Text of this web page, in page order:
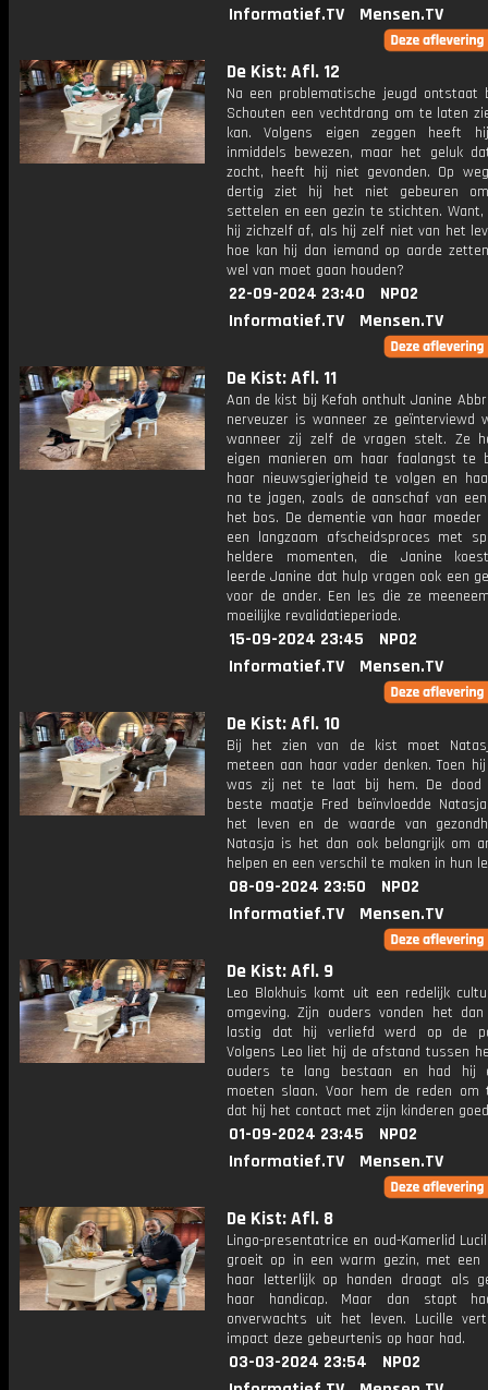
Informatief.TV
Mensen.TV
De Kist: Afl. 12
Na een problematische jeugd ontstaat
Schouten een vechtdrang om te laten
kan. Volgens eigen zeggen heeft
inmiddels bewezen, maar het geluk
zocht, heeft hij niet gevonden. Op
dertig ziet hij het niet gebeuren
settelen en een gezin te stichten.
hij zichzelf af, als hij zelf niet van het
hoe kan hij dan iemand op aarde
wel van moet gaan houden?
22-09-2024 23:40
NPO2
Informatief.TV
Mensen.TV
De Kist: Afl. 11
Aan de kist bij Kefah onthult Janine
nerveuzer is wanneer ze geïnterviewd
wanneer zij zelf de vragen stelt. Ze
eigen manieren om haar faalangst te
haar nieuwsgierigheid te volgen en
na te jagen, zoals de aanschaf van
het bos. De dementie van haar
een langzaam afscheidsproces met
heldere momenten, die Janine
leerde Janine dat hulp vragen ook een
voor de ander. Een les die ze
moeilijke revalidatieperiode.
15-09-2024 23:45
NPO2
Informatief.TV
Mensen.TV
De Kist: Afl. 10
Bij het zien van de kist moet
meteen aan haar vader denken. Toen
was zij net te laat bij hem. De dood
beste maatje Fred beïnvloedde
het leven en de waarde van
Natasja is het dan ook belangrijk om
helpen en een verschil te maken in hun
08-09-2024 23:50
NPO2
Informatief.TV
Mensen.TV
De Kist: Afl. 9
Leo Blokhuis komt uit een redelijk
omgeving. Zijn ouders vonden het
lastig dat hij verliefd werd op de
Volgens Leo liet hij de afstand tussen
ouders te lang bestaan en had hij
moeten slaan. Voor hem de reden om
dat hij het contact met zijn kinderen
01-09-2024 23:45
NPO2
Informatief.TV
Mensen.TV
De Kist: Afl. 8
Lingo-presentatrice en oud-Kamerlid
groeit op in een warm gezin, met een
haar letterlijk op handen draagt als
haar handicap. Maar dan stapt
onverwachts uit het leven. Lucille
impact deze gebeurtenis op haar had.
03-03-2024 23:54
NPO2